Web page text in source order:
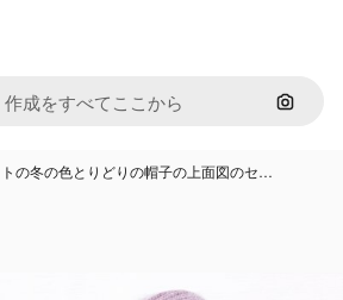
画像で
の冬の色とりどりの帽子の上面図のセ…